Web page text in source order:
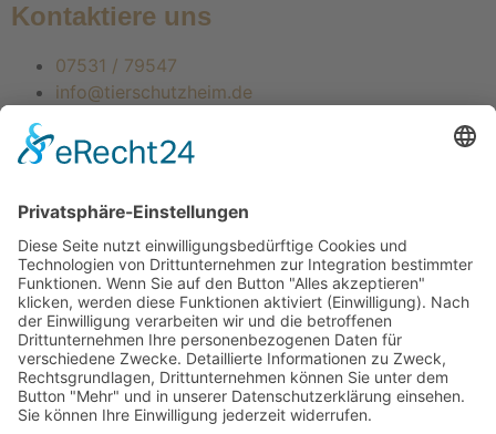
Kontaktiere uns
07531 / 79547
info@tierschutzheim.de
Mitglied im Deutschen Tierschutzbund e.V.
Landestierschutzverband Baden-Württemberg